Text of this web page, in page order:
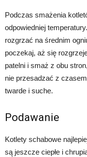
Podczas smażenia
odpowiedniej
rozgrzać na średnim
poczekaj, aż się
patelni i smaż z obu
nie przesadzać z
twarde i suche.
Podawanie
Kotlety schabowe
są jeszcze ciepłe i